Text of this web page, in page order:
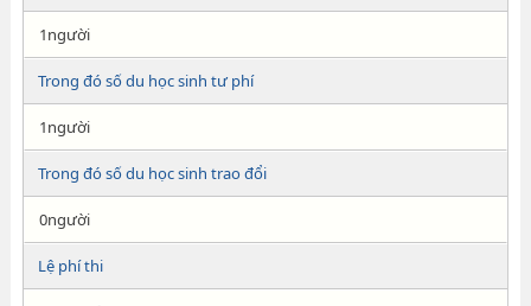
1người
Trong đó số du học sinh tư phí
1người
Trong đó số du học sinh trao đổi
0người
Lệ phí thi